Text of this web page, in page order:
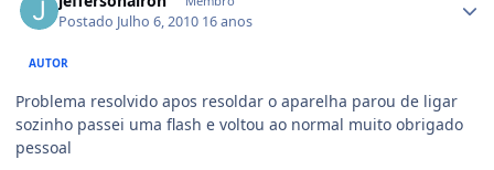
Postado Julho 6, 2010 16 anos
AUTOR
Problema resolvido apos resoldar o aparelha parou de ligar
sozinho passei uma flash e voltou ao normal muito obrigado
pessoal